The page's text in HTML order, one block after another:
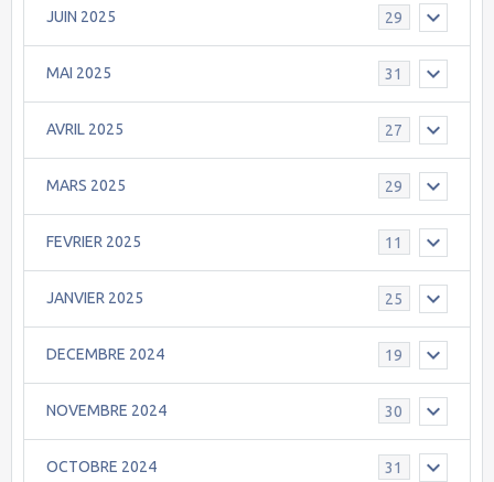
JUIN 2025 29
MAI 2025 31
AVRIL 2025 27
MARS 2025 29
FEVRIER 2025 11
JANVIER 2025 25
DECEMBRE 2024 19
NOVEMBRE 2024 30
OCTOBRE 2024 31